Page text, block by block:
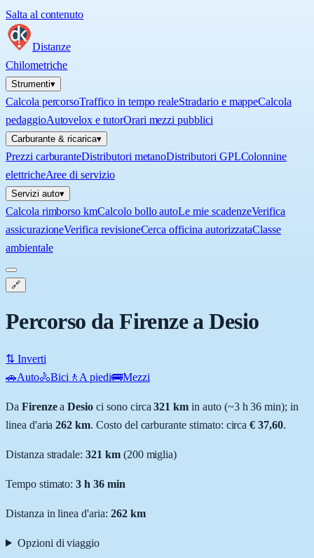
Salta al contenuto
Distanze
Chilometriche
Strumenti▾
Calcola percorsoTraffico in tempo realeStradario e mappeCalcola
pedaggioAutovelox e tutorOrari mezzi pubblici
Carburante & ricarica▾
Prezzi carburanteDistributori metanoDistributori GPLColonnine
elettricheAree di servizio
Servizi auto▾
Calcola rimborso kmCalcolo bollo autoLe mie scadenzeVerifica
assicurazioneVerifica revisioneCerca officina autorizzataClasse
ambientale
🔗
Percorso da Firenze a Desio
⇅ Inverti
🚗Auto🚴Bici 🚶 A piedi🚌Mezzi
Da FirenzeaDesio ci sono circa 321 km in auto (~3 h 36 min); in
linea d'aria262 km. Costo del carburante stimato: circa € 37,60.
Distanza stradale:321 km (200miglia)
Tempo stimato:3 h 36 min
Distanza in linea d'aria: 262km
Opzioni di viaggio